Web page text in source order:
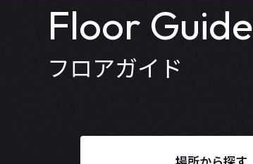
Floor Guide
フロアガイド